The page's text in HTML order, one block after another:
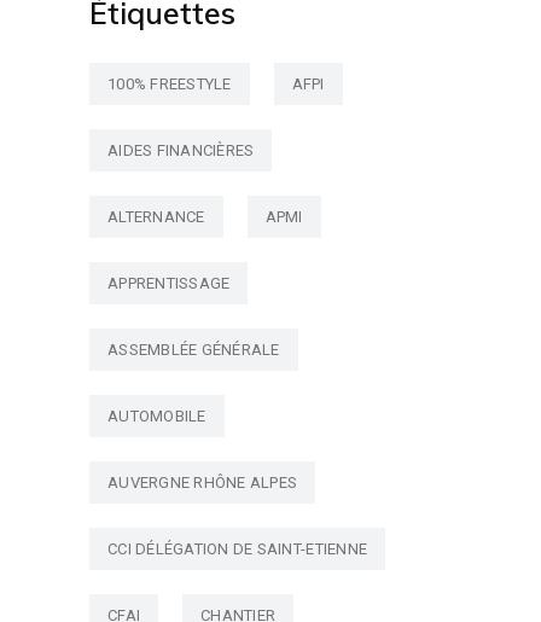
Étiquettes
100% FREESTYLE AFPI
AIDES FINANCIÈRES
ALTERNANCE APMI
APPRENTISSAGE
ASSEMBLÉE GÉNÉRALE
AUTOMOBILE
AUVERGNE RHÔNE ALPES
CCI DÉLÉGATION DE SAINT-ETIENNE
CFAI CHANTIER